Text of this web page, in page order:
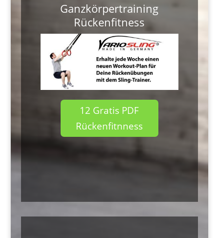
Ganzkörpertraining
Rückenfitness
12 Gratis PDF
Rückenfitnness